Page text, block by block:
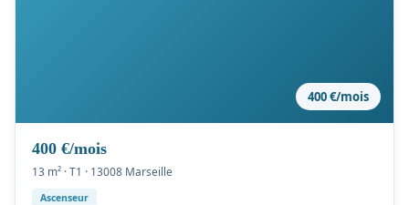
400 €/mois
400 €/mois
13 m² · T1 · 13008 Marseille
Ascenseur